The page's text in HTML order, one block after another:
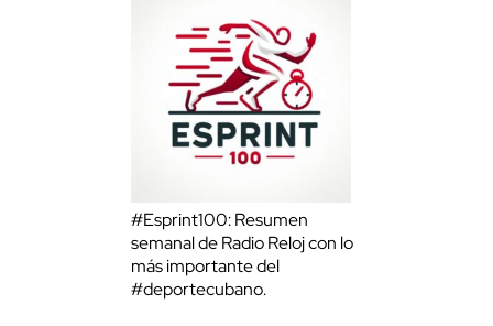
#Esprint100: Resumen
semanal de Radio Reloj con lo
más importante del
#deportecubano.